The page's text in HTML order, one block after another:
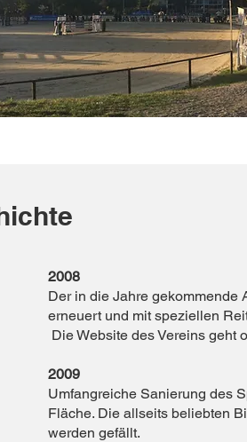
2008
Der in die Jahre gekommende
erneuert und mit speziellen
Die Website des Vereins geht
2009
Umfangreiche Sanierung des
Fläche. Die allseits beliebten
werden gefällt.